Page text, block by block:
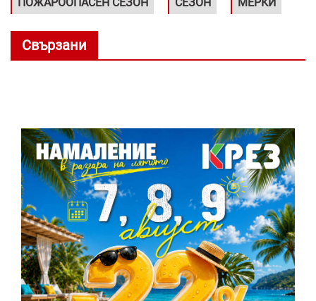
Свързани